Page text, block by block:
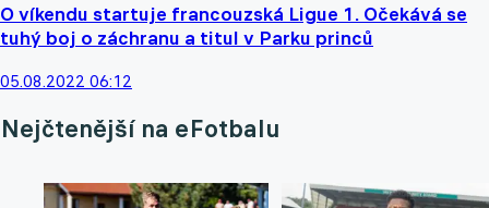
O víkendu startuje francouzská Ligue 1. Očekává se
tuhý boj o záchranu a titul v Parku princů
05.08.2022 06:12
Nejčtenější na eFotbalu